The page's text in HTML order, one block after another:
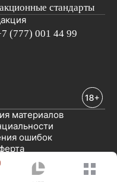
стандарты
(777) 001 44 99
ошибок
материалов
«EML»